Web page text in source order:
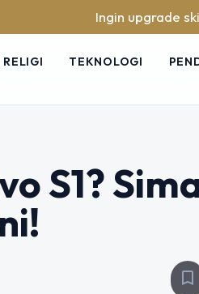
Ingin upgrade skill
RELIGI TEKNOLOGI
S1?
bookmark_border